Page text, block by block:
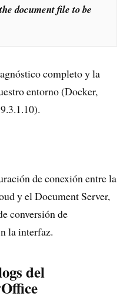
document file to be
completo y la
entorno (Docker,
de conexión entre la
y el Document Server,
conversión de
la interfaz.
del